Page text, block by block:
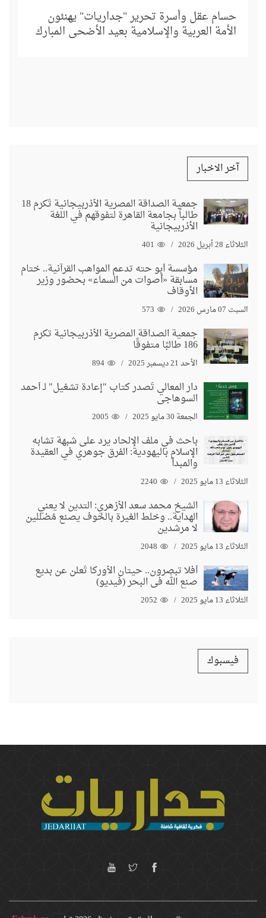
حسام عقل وأسرة تحرير "جداريـات" يهنئون
الأمة العربية والإسلامية بعيد الأضحى المبارك
آخر الاخبار
جمعية الصداقة المصرية الأذربيجانية تُكرم 18
طالباً بجامعة القاهرة لتفوقهم في اللغة
الأذربيجانية
الثلاثاء 28 أبريل 2026 401
مؤسسة أبو حته تدعم المواهب القرآنية.. ختام
مسابقة «أصوات من السماء» بحضور وزير
الأوقاف
السبت 07 مارس 2026 573
جمعية الصداقة المصرية الأذربيجانية تكرم
186 طالبًا متفوقًا
الأحد 21 ديسمبر 2025 894
دار المعالي تُصدر كتاب "إعادة تشغيل" لـ أحمد
السوهاجي
الجمعة 30 مايو 2025 2005
باحث في ملف الإلحاد يرد على شبهة تشابه
الإسلام باليهودية: الفرق جوهري في العقيدة
والمبدأ
الثلاثاء 13 مايو 2025 2240
الشيخ محمد سعد الأزهري: التدين لا يعني
الهداية.. وخلط الغيرة بالخوف يصنع مُضللين
لا مرشدين
الثلاثاء 13 مايو 2025 2048
أفلا تبصرون.. حيتان الأوركا تُعلن عن بديع
صنع الله في البحر (فيديو)
الثلاثاء 13 مايو 2025 2052
فيسبوك